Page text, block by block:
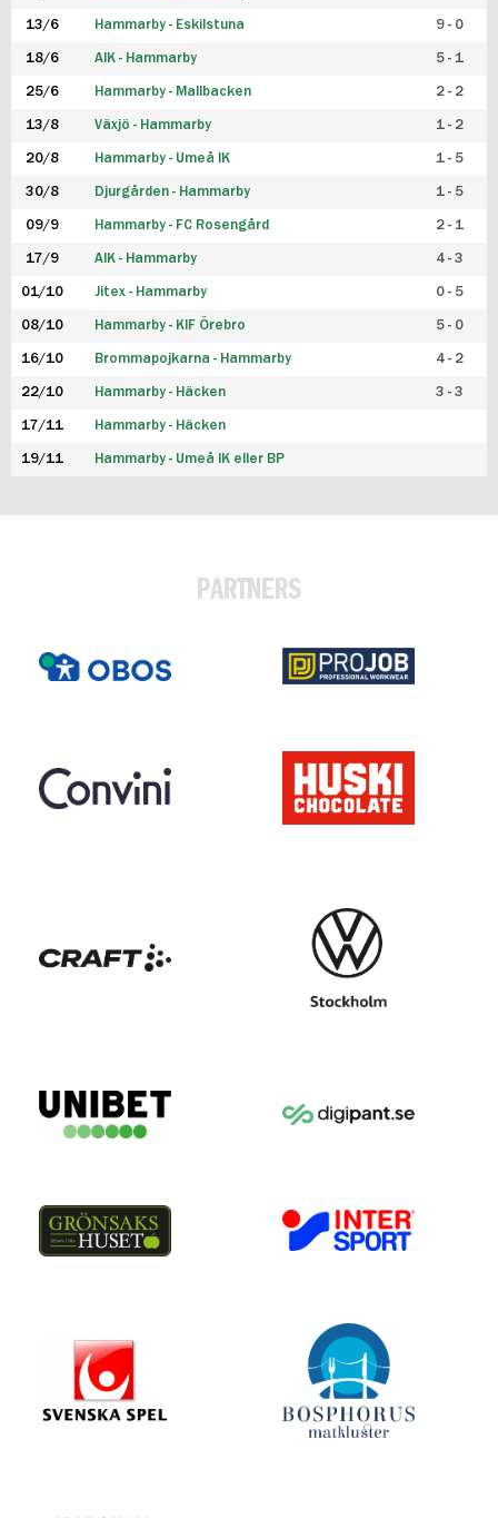
13/6 Hammarby - Eskilstuna 9 - 0
18/6 AIK - Hammarby 5 - 1
25/6 Hammarby - Mallbacken 2 - 2
13/8 Växjö - Hammarby 1 - 2
20/8 Hammarby - Umeå IK 1 - 5
30/8 Djurgården - Hammarby 1 - 5
09/9 Hammarby - FC Rosengård 2 - 1
17/9 AIK - Hammarby 4 - 3
01/10 Jitex - Hammarby 0 - 5
08/10 Hammarby - KIF Örebro 5 - 0
16/10 Brommapojkarna - Hammarby 4 - 2
22/10 Hammarby - Häcken 3 - 3
17/11 Hammarby - Häcken
19/11 Hammarby - Umeå IK eller BP
PARTNERS